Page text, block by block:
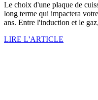
Le choix d'une plaque de
long terme qui impactera
ans. Entre l'induction et le
LIRE L'ARTICLE